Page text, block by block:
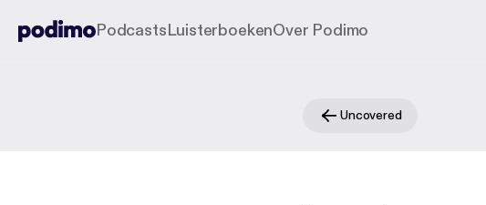
PodcastsLuisterboekenOver Podimo
Uncovered